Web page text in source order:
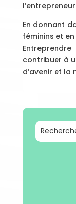
En donnant
féminins et
contribuer à
d’avenir et la